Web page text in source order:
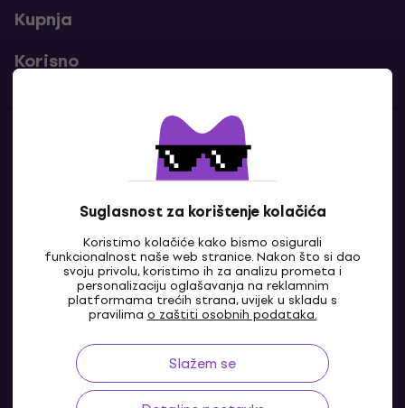
Suglasnost za korištenje kolačića
Koristimo kolačiće kako bismo osigurali
funkcionalnost naše web stranice. Nakon što si dao
svoju privolu, koristimo ih za analizu prometa i
personalizaciju oglašavanja na reklamnim
platformama trećih strana, uvijek u skladu s
pravilima o zaštiti osobnih podataka.
Slažem se
Kupnja
Korisno
Kontakti
Javi nam se
HR